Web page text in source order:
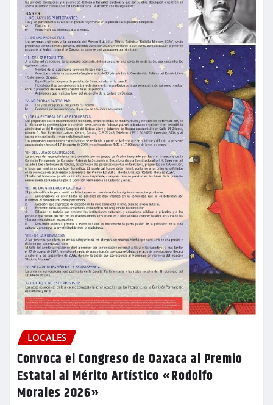
LOCALES
Convoca el Congreso de Oaxaca al Premio
Estatal al Mérito Artístico «Rodolfo
Morales 2026»